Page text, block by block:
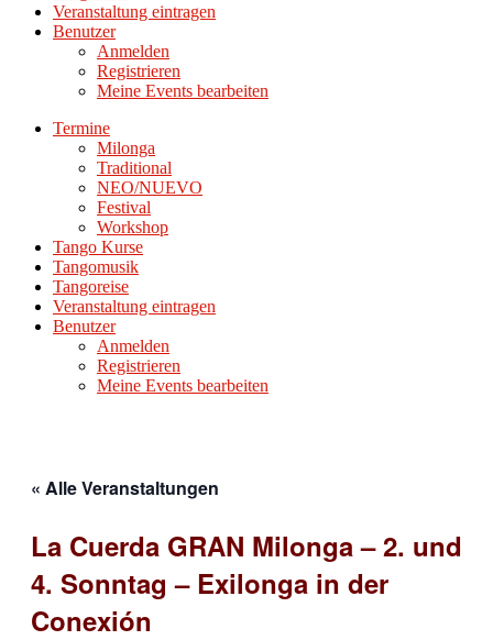
Veranstaltung eintragen
Benutzer
Anmelden
Registrieren
Meine Events bearbeiten
Termine
Milonga
Traditional
NEO/NUEVO
Festival
Workshop
Tango Kurse
Tangomusik
Tangoreise
Veranstaltung eintragen
Benutzer
Anmelden
Registrieren
Meine Events bearbeiten
« Alle Veranstaltungen
La Cuerda GRAN Milonga – 2. und
4. Sonntag – Exilonga in der
Conexión